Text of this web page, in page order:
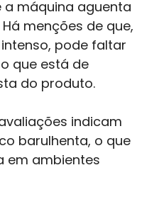
máquina aguenta
menções de que,
pode faltar
que está de
do produto.
indicam
barulhenta, o que
em ambientes